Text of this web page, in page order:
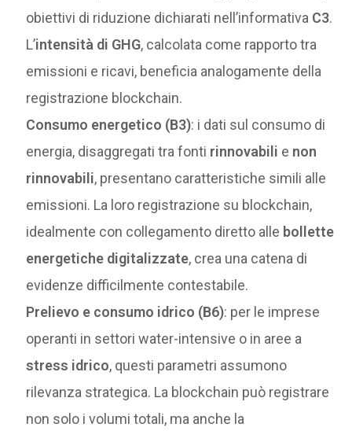
obiettivi di riduzione dichiarati nell’informativa C3.
L’intensità di GHG, calcolata come rapporto tra
emissioni e ricavi, beneficia analogamente della
registrazione blockchain.
Consumo energetico (B3): i dati sul consumo di
energia, disaggregati tra fonti rinnovabili e non
rinnovabili, presentano caratteristiche simili alle
emissioni. La loro registrazione su blockchain,
idealmente con collegamento diretto alle bollette
energetiche digitalizzate, crea una catena di
evidenze difficilmente contestabile.
Prelievo e consumo idrico (B6): per le imprese
operanti in settori water-intensive o in aree a
stress idrico, questi parametri assumono
rilevanza strategica. La blockchain può registrare
non solo i volumi totali, ma anche la